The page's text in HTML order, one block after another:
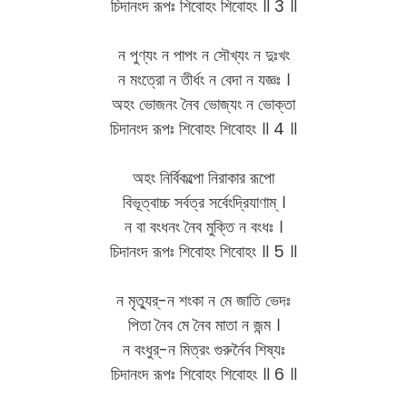
চিদানংদ রূপঃ শিবোহং শিবোহং ॥ 3 ॥
ন পুণ্যং ন পাপং ন সৌখ্যং ন দুঃখং
ন মংত্রো ন তীর্ধং ন বেদা ন যজ্ঞঃ ।
অহং ভোজনং নৈব ভোজ্যং ন ভোক্তা
চিদানংদ রূপঃ শিবোহং শিবোহং ॥ 4 ॥
অহং নির্বিকল্পো নিরাকার রূপো
বিভূত্বাচ্চ সর্বত্র সর্বেংদ্রিযাণাম্ ।
ন বা বংধনং নৈব মুক্তি ন বংধঃ ।
চিদানংদ রূপঃ শিবোহং শিবোহং ॥ 5 ॥
ন মৃত্যুর্-ন শংকা ন মে জাতি ভেদঃ
পিতা নৈব মে নৈব মাতা ন জন্ম ।
ন বংধুর্-ন মিত্রং গুরুর্নৈব শিষ্যঃ
চিদানংদ রূপঃ শিবোহং শিবোহং ॥ 6 ॥